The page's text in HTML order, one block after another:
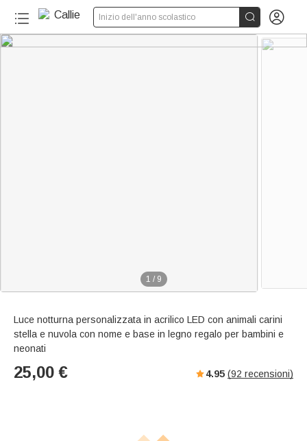
Inizio dell'anno scolastico  
1 / 9
Luce notturna personalizzata in acrilico LED con animali carini
stella e nuvola con nome e base in legno regalo per bambini e
neonati
25,00 € 4.95 (92 recensioni)